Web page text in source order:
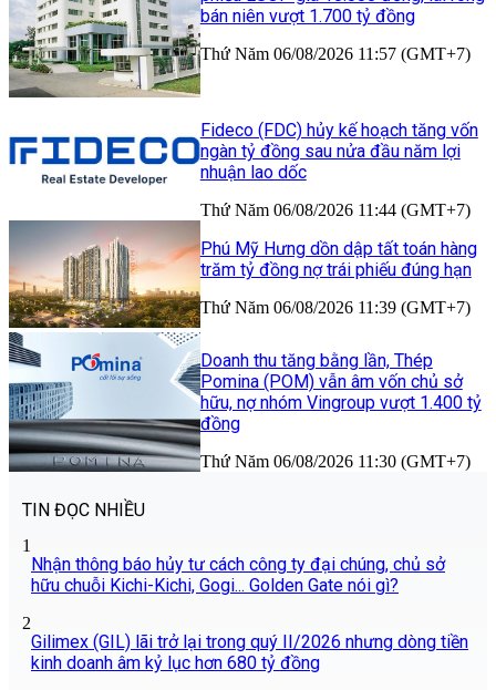
bán niên vượt 1.700 tỷ đồng
Thứ Năm 06/08/2026 11:57 (GMT+7)
Fideco (FDC) hủy kế hoạch tăng vốn
ngàn tỷ đồng sau nửa đầu năm lợi
nhuận lao dốc
Thứ Năm 06/08/2026 11:44 (GMT+7)
Phú Mỹ Hưng dồn dập tất toán hàng
trăm tỷ đồng nợ trái phiếu đúng hạn
Thứ Năm 06/08/2026 11:39 (GMT+7)
Doanh thu tăng bằng lần, Thép
Pomina (POM) vẫn âm vốn chủ sở
hữu, nợ nhóm Vingroup vượt 1.400 tỷ
đồng
Thứ Năm 06/08/2026 11:30 (GMT+7)
TIN ĐỌC NHIỀU
1
Nhận thông báo hủy tư cách công ty đại chúng, chủ sở
hữu chuỗi Kichi-Kichi, Gogi... Golden Gate nói gì?
2
Gilimex (GIL) lãi trở lại trong quý II/2026 nhưng dòng tiền
kinh doanh âm kỷ lục hơn 680 tỷ đồng